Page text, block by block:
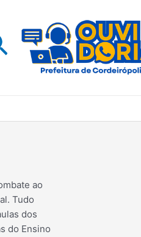
ao
Tudo
dos
do Ensino